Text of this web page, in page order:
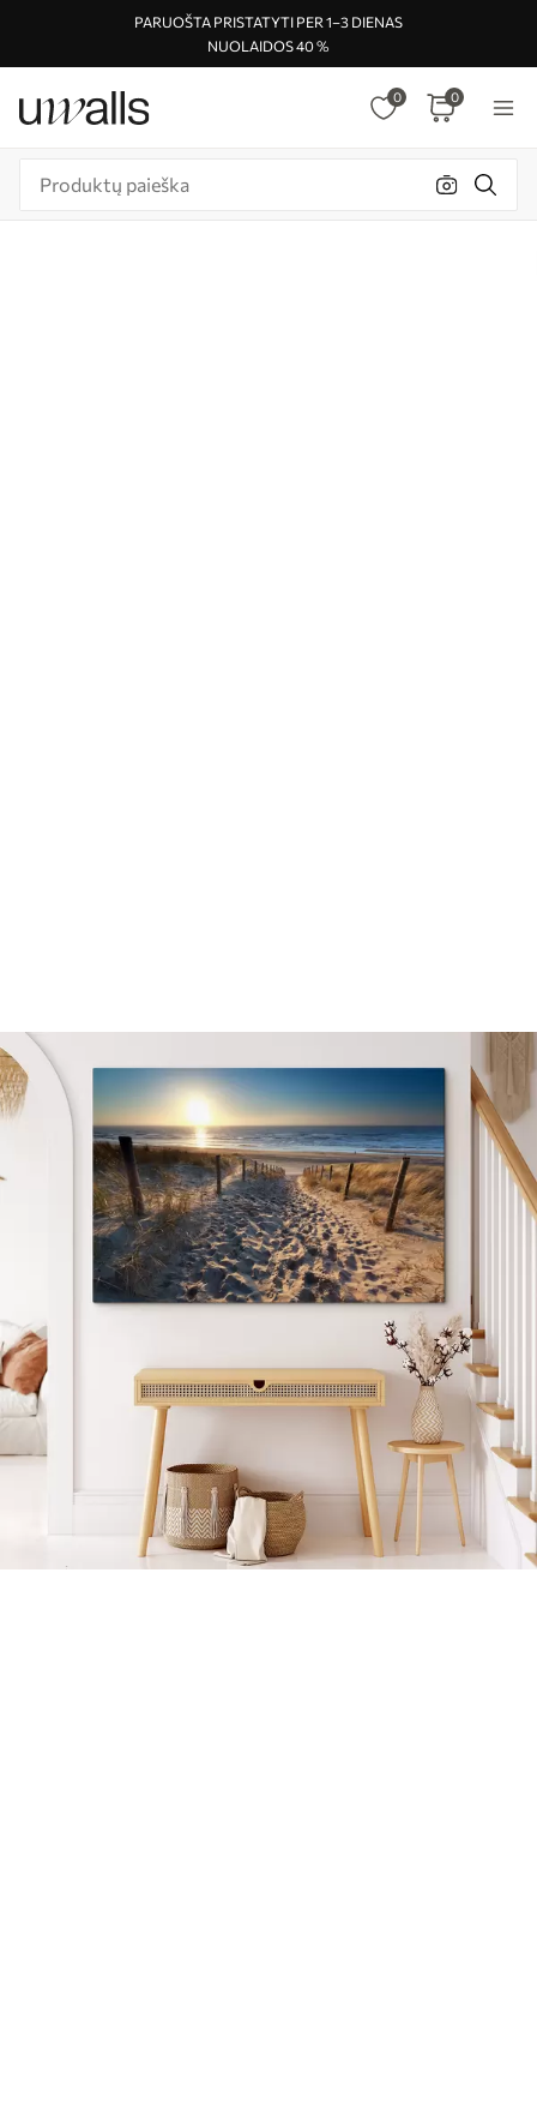
PARUOŠTA PRISTATYTI PER 1–3 DIENAS
NUOLAIDOS 40 %
0 0